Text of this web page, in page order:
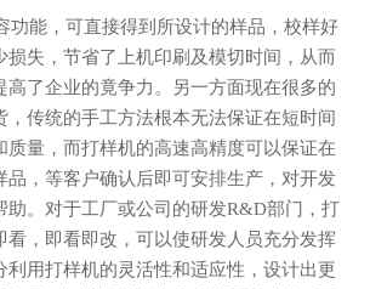
能，可直接得到所设计的样品，校样好
损失，节省了上机印刷及模切时间，从而
高了企业的竟争力。另一方面现在很多的
，传统的手工方法根本无法保证在短时间
质量，而打样机的高速高精度可以保证在
品，等客户确认后即可安排生产，对开发
助。对于工厂或公司的研发R&D部门，打
看，即看即改，可以使研发人员充分发挥
利用打样机的灵活性和适应性，设计出更